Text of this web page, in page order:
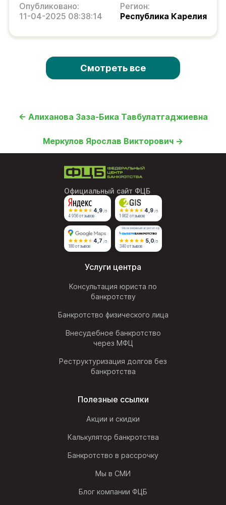
Опубликовано:
11-04-2025 08:38:14
Регион:
Республика Карелия
Смотреть все
← Алиханова Заза-Бика Тавбулатгаджиевна
Меркулов Ярослав Викторович →
Официальный сайт ФЦБ
4,9 /5
4 956 отзывов
4,9 /5
1 902 отзывов
4,7 /5
180 отзывов
Независимый агрегатор
5,0/5
340 отзывов
Услуги центра
Консультация юриста по
банкротству
Банкротство физического лица
Внесудебное банкротство
через МФЦ
Реструктуризация долгов без
банкротства
Полезные ссылки
Акции и скидки
Калькулятор банкротства
Банкротство в рассрочку
Мы в СМИ
Блог компании ФЦБ